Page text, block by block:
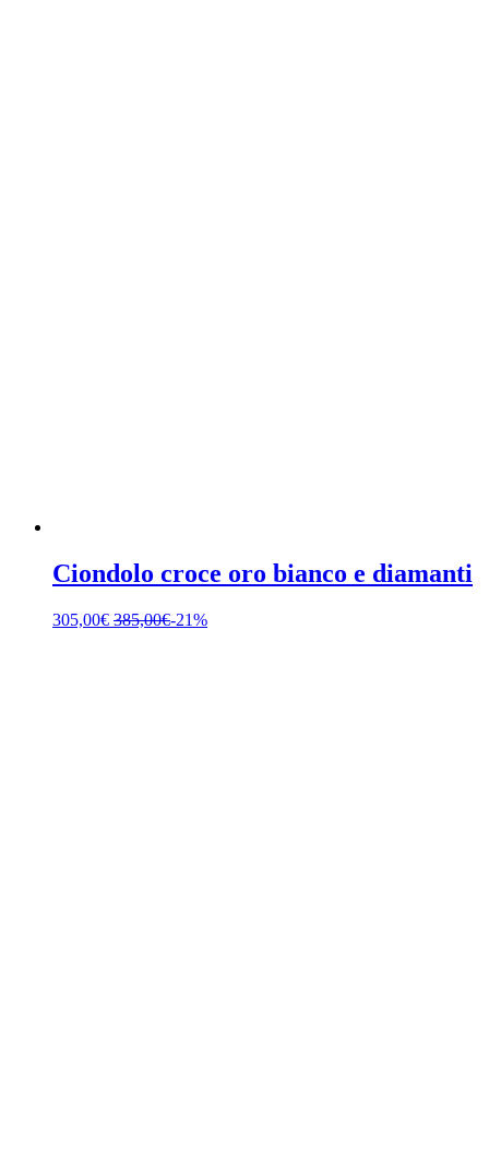
Ciondolo croce oro bianco e diamanti
305,00€ 385,00€-21%